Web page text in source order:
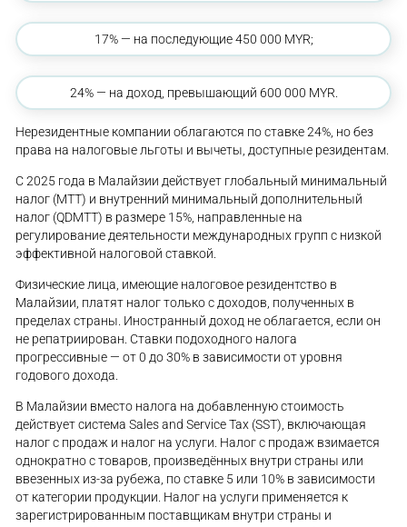
17% — на последующие 450 000 MYR;
24% — на доход, превышающий 600 000 MYR.
Нерезидентные компании облагаются по ставке 24%, но без
права на налоговые льготы и вычеты, доступные резидентам.
С 2025 года в Малайзии действует глобальный минимальный
налог (MTT) и внутренний минимальный дополнительный
налог (QDMTT) в размере 15%, направленные на
регулирование деятельности международных групп с низкой
эффективной налоговой ставкой.
Физические лица, имеющие налоговое резидентство в
Малайзии, платят налог только с доходов, полученных в
пределах страны. Иностранный доход не облагается, если он
не репатриирован. Ставки подоходного налога
прогрессивные — от 0 до 30% в зависимости от уровня
годового дохода.
В Малайзии вместо налога на добавленную стоимость
действует система Sales and Service Tax (SST), включающая
налог с продаж и налог на услуги. Налог с продаж взимается
однократно с товаров, произведённых внутри страны или
ввезенных из-за рубежа, по ставке 5 или 10% в зависимости
от категории продукции. Налог на услуги применяется к
зарегистрированным поставщикам внутри страны и